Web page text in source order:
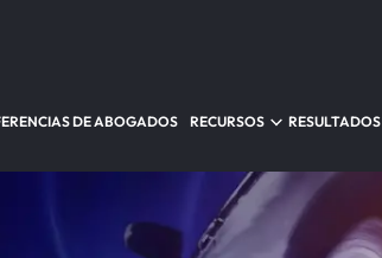
DE ABOGADOS RECURSOS RESULTADOS